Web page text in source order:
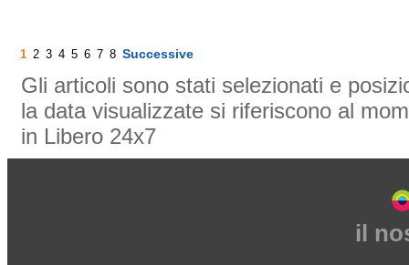
1 2 3 4 5 6 7 8 Successive
Gli articoli sono stati selezionati e
la data visualizzate si riferiscono al
in Libero 24x7
il